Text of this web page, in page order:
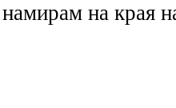
на края